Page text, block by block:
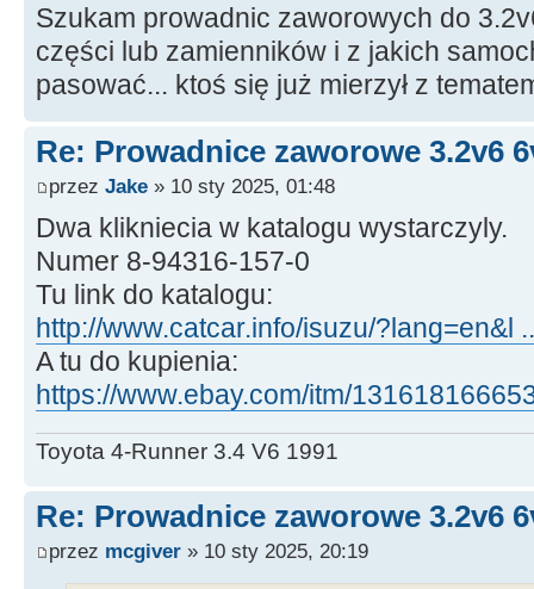
Szukam prowadnic zaworowych do
części lub zamienników i z jakich
pasować... ktoś się już mierzył z
Re: Prowadnice zaworowe 3.2v6
przez Jake » 10 sty 2025, 01:48
Dwa klikniecia w katalogu wystarczyly.
Numer 8-94316-157-0
Tu link do katalogu:
http://www.catcar.info/isuzu/?lang=en&l
A tu do kupienia:
https://www.ebay.com/itm/
Toyota 4-Runner 3.4 V6 1991
Re: Prowadnice zaworowe 3.2v6
przez mcgiver » 10 sty 2025, 20:19